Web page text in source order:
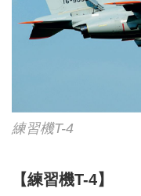
練習機T-4
【練習機T-4】